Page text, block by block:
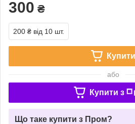
300 ₴
200 ₴ від 10 шт.
Купити
або
Купити з
Що таке купити з Пром?